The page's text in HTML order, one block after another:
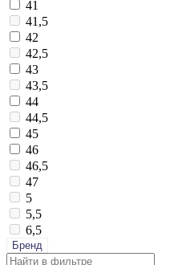
41
41,5
42
42,5
43
43,5
44
44,5
45
46
46,5
47
5
5,5
6,5
Бренд